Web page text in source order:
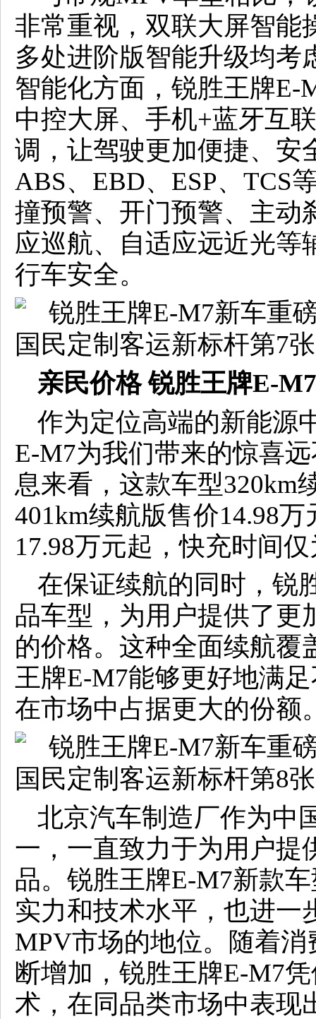
非常重视，双联大屏智能
多处进阶版智能升级均考
智能化方面，锐胜王牌E-
中控大屏、手机+蓝牙互
调，让驾驶更加便捷、安
ABS、EBD、ESP、TCS
撞预警、开门预警、主动
应巡航、自适应远近光等
行车安全。
亲民价格锐胜王牌E-M7
作为定位高端的新能源
E-M7为我们带来的惊喜
息来看，这款车型320km
401km续航版售价14.98
17.98万元起，快充时间
在保证续航的同时，锐
品车型，为用户提供了更
的价格。这种全面续航覆
王牌E-M7能够更好地满
在市场中占据更大的份额
北京汽车制造厂作为中
一，一直致力于为用户提
品。锐胜王牌E-M7新款
实力和技术水平，也进一
MPV市场的地位。随着
断增加，锐胜王牌E-M7
术，在同品类市场中表现